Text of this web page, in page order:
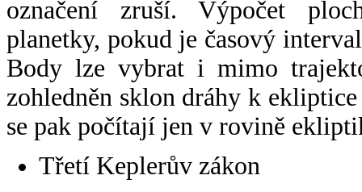
označení zruší. Výpočet
planetky, pokud je časový
Body lze vybrat i mimo
zohledněn sklon dráhy k
se pak počítají jen v rovině
Třetí Keplerův zákon